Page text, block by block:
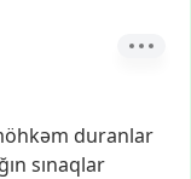
duranlar
sınaqlar